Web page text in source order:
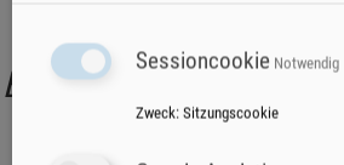
Einschränkungen und
Sessioncookie Notwendig
Zweck: Sitzungscookie